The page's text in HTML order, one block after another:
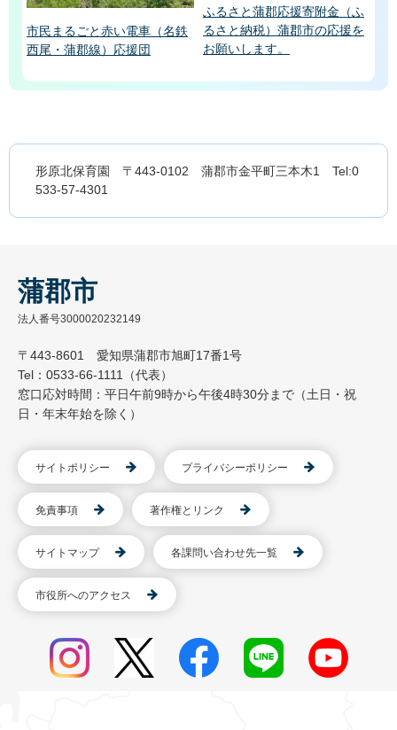
市民まるごと赤い電車（名鉄
西尾・蒲郡線）応援団
ふるさと蒲郡応援寄附金（ふ
るさと納税）蒲郡市の応援を
お願いします。
形原北保育園 〒443-0102 蒲郡市金平町三本木1 Tel:0
533-57-4301
蒲郡市
法人番号3000020232149
〒443-8601 愛知県蒲郡市旭町17番1号
Tel：0533-66-1111（代表）
窓口応対時間：平日午前9時から午後4時30分まで（土日・祝
日・年末年始を除く）
サイトポリシー プライバシーポリシー
免責事項 著作権とリンク
サイトマップ 各課問い合わせ先一覧
市役所へのアクセス